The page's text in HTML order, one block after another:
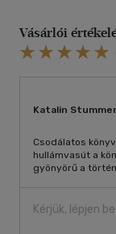
Vásárlói
Katalin Stummer
Csodálatos
hullámvasút a
gyönyörű a
Kérjük, lépjen